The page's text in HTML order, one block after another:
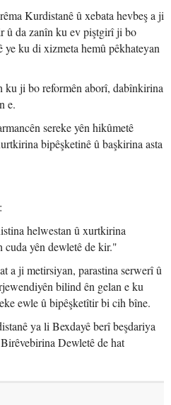
Kurdistanê û xebata hevbeş a ji
û da zanîn ku ev piştgirî ji bo
ku di xizmeta hemû pêkhateyan
ji bo reformên aborî, dabînkirina
e.
sereke yên hikûmetê
bipêşketinê û başkirina asta
helwestan û xurtkirina
cuda yên dewletê de kir."
a ji metirsiyan, parastina serwerî û
bilind ên gelan e ku
ewle û bipêşketîtir bi cih bîne.
ya li Bexdayê berî beşdariya
Dewletê de hat